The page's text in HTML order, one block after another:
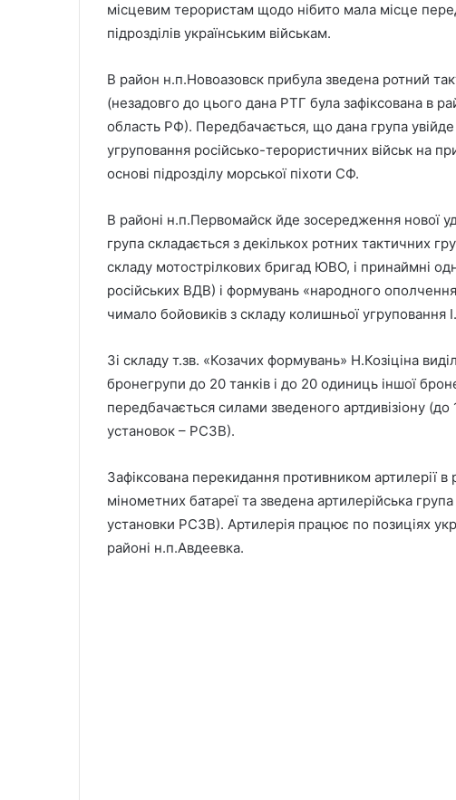
місцевим терористам щодо нібито мала місце
підрозділів українським військам.
В район н.п.Новоазовск прибула зведена ротний
(незадовго до цього дана РТГ була зафіксована в
область РФ). Передбачається, що дана група
угруповання російсько-терористичних військ на
основі підрозділу морської піхоти СФ.
В районі н.п.Первомайск йде зосередження нової
група складається з декількох ротних тактичних
складу мотострілкових бригад ЮВО, і принаймні
російських ВДВ) і формувань «народного
чимало бойовиків з складу колишньої угруповання
Зі складу т.зв. «Козачих формувань» Н.Козіціна
бронегрупи до 20 танків і до 20 одиниць іншої
передбачається силами зведеного артдивізіону (до
установок – РСЗВ).
Зафіксована перекидання противником артилерії в
мінометних батареї та зведена артилерійська
установки РСЗВ). Артилерія працює по позиціях
районі н.п.Авдеевка.